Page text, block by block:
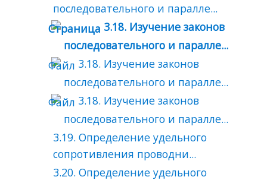
последовательного и паралле...
3.18. Изучение законов
последовательного и паралле...
3.18. Изучение законов
последовательного и паралле...
3.18. Изучение законов
последовательного и паралле...
3.19. Определение удельного
сопротивления проводни...
3.20. Определение удельного